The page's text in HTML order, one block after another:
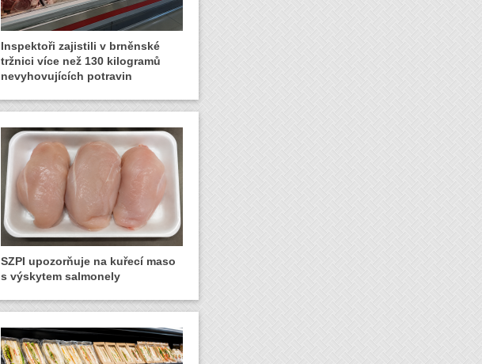
Inspektoři zajistili v brněnské
tržnici více než 130 kilogramů
nevyhovujících potravin
SZPI upozorňuje na kuřecí maso
s výskytem salmonely